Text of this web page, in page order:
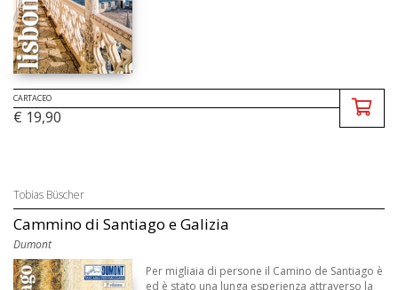
CARTACEO
€ 19,90
Tobias Büscher
Cammino di Santiago e Galizia
Dumont
Per migliaia di persone il Camino de Santiago è
ed è stato una lunga esperienza attraverso la